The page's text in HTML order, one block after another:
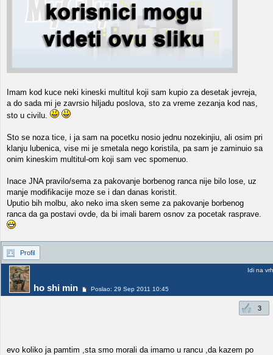
Imam kod kuce neki kineski multitul koji sam kupio za desetak jevreja,
a do sada mi je zavrsio hiljadu poslova, sto za vreme zezanja kod nas,
sto u civilu.
Sto se noza tice, i ja sam na pocetku nosio jednu nozekinjiu, ali osim pri
klanju lubenica, vise mi je smetala nego koristila, pa sam je zaminuio sa
onim kineskim multitul-om koji sam vec spomenuo.
Inace JNA pravilo/sema za pakovanje borbenog ranca nije bilo lose, uz
manje modifikacije moze se i dan danas koristit.
Uputio bih molbu, ako neko ima sken seme za pakovanje borbenog
ranca da ga postavi ovde, da bi imali barem osnov za pocetak rasprave.
Profil
ho shi min Poslao: 29 Sep 2011 10:45
Idi na vrh
3
evo koliko ja pamtim ,sta smo morali da imamo u rancu ,da kazem po